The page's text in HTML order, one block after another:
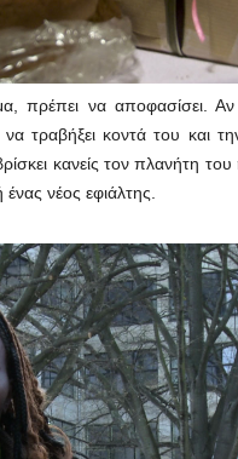
πρέπει να αποφασίσει.
τραβήξει κοντά του και
κανείς τον πλανήτη
νέος εφιάλτης.